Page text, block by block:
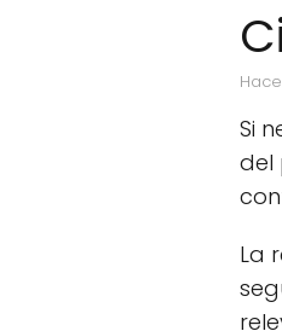
Si
del
La